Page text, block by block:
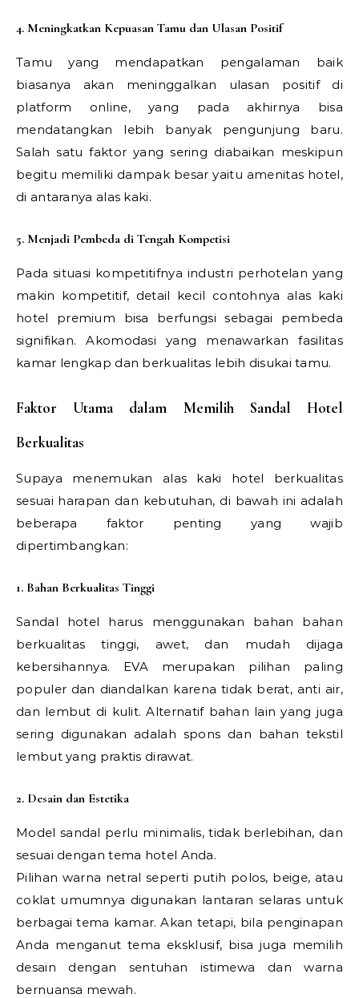
4. Meningkatkan Kepuasan Tamu dan Ulasan Positif
Tamu yang mendapatkan pengalaman baik
biasanya akan meninggalkan ulasan positif di
platform online, yang pada akhirnya bisa
mendatangkan lebih banyak pengunjung baru.
Salah satu faktor yang sering diabaikan meskipun
begitu memiliki dampak besar yaitu amenitas hotel,
di antaranya alas kaki.
5. Menjadi Pembeda di Tengah Kompetisi
Pada situasi kompetitifnya industri perhotelan yang
makin kompetitif, detail kecil contohnya alas kaki
hotel premium bisa berfungsi sebagai pembeda
signifikan. Akomodasi yang menawarkan fasilitas
kamar lengkap dan berkualitas lebih disukai tamu.
Faktor Utama dalam Memilih Sandal Hotel
Berkualitas
Supaya menemukan alas kaki hotel berkualitas
sesuai harapan dan kebutuhan, di bawah ini adalah
beberapa faktor penting yang wajib
dipertimbangkan:
1. Bahan Berkualitas Tinggi
Sandal hotel harus menggunakan bahan bahan
berkualitas tinggi, awet, dan mudah dijaga
kebersihannya. EVA merupakan pilihan paling
populer dan diandalkan karena tidak berat, anti air,
dan lembut di kulit. Alternatif bahan lain yang juga
sering digunakan adalah spons dan bahan tekstil
lembut yang praktis dirawat.
2. Desain dan Estetika
Model sandal perlu minimalis, tidak berlebihan, dan
sesuai dengan tema hotel Anda.
Pilihan warna netral seperti putih polos, beige, atau
coklat umumnya digunakan lantaran selaras untuk
berbagai tema kamar. Akan tetapi, bila penginapan
Anda menganut tema eksklusif, bisa juga memilih
desain dengan sentuhan istimewa dan warna
bernuansa mewah.